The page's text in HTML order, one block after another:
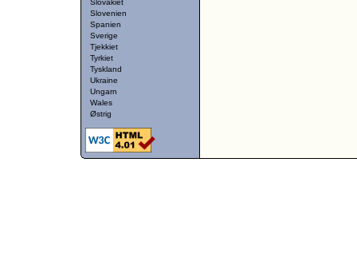
Slovakiet
Slovenien
Spanien
Sverige
Tjekkiet
Tyrkiet
Tyskland
Ukraine
Ungarn
Wales
Østrig